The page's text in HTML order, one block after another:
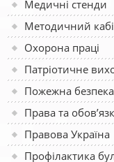
Медичні стенди
Методичний
Охорона праці
Патріотичне
Пожежна безпека
Права та
Правова Україна
Профілактика